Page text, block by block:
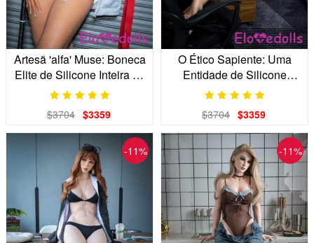
Artesã 'alfa' Muse: Boneca
Elite de Silicone Inteira de
170cm
$3704 $3359
O Ético Sapiente: Uma
Entidade de Silicone
Artesanal
$3704 $3359
-11% -11%